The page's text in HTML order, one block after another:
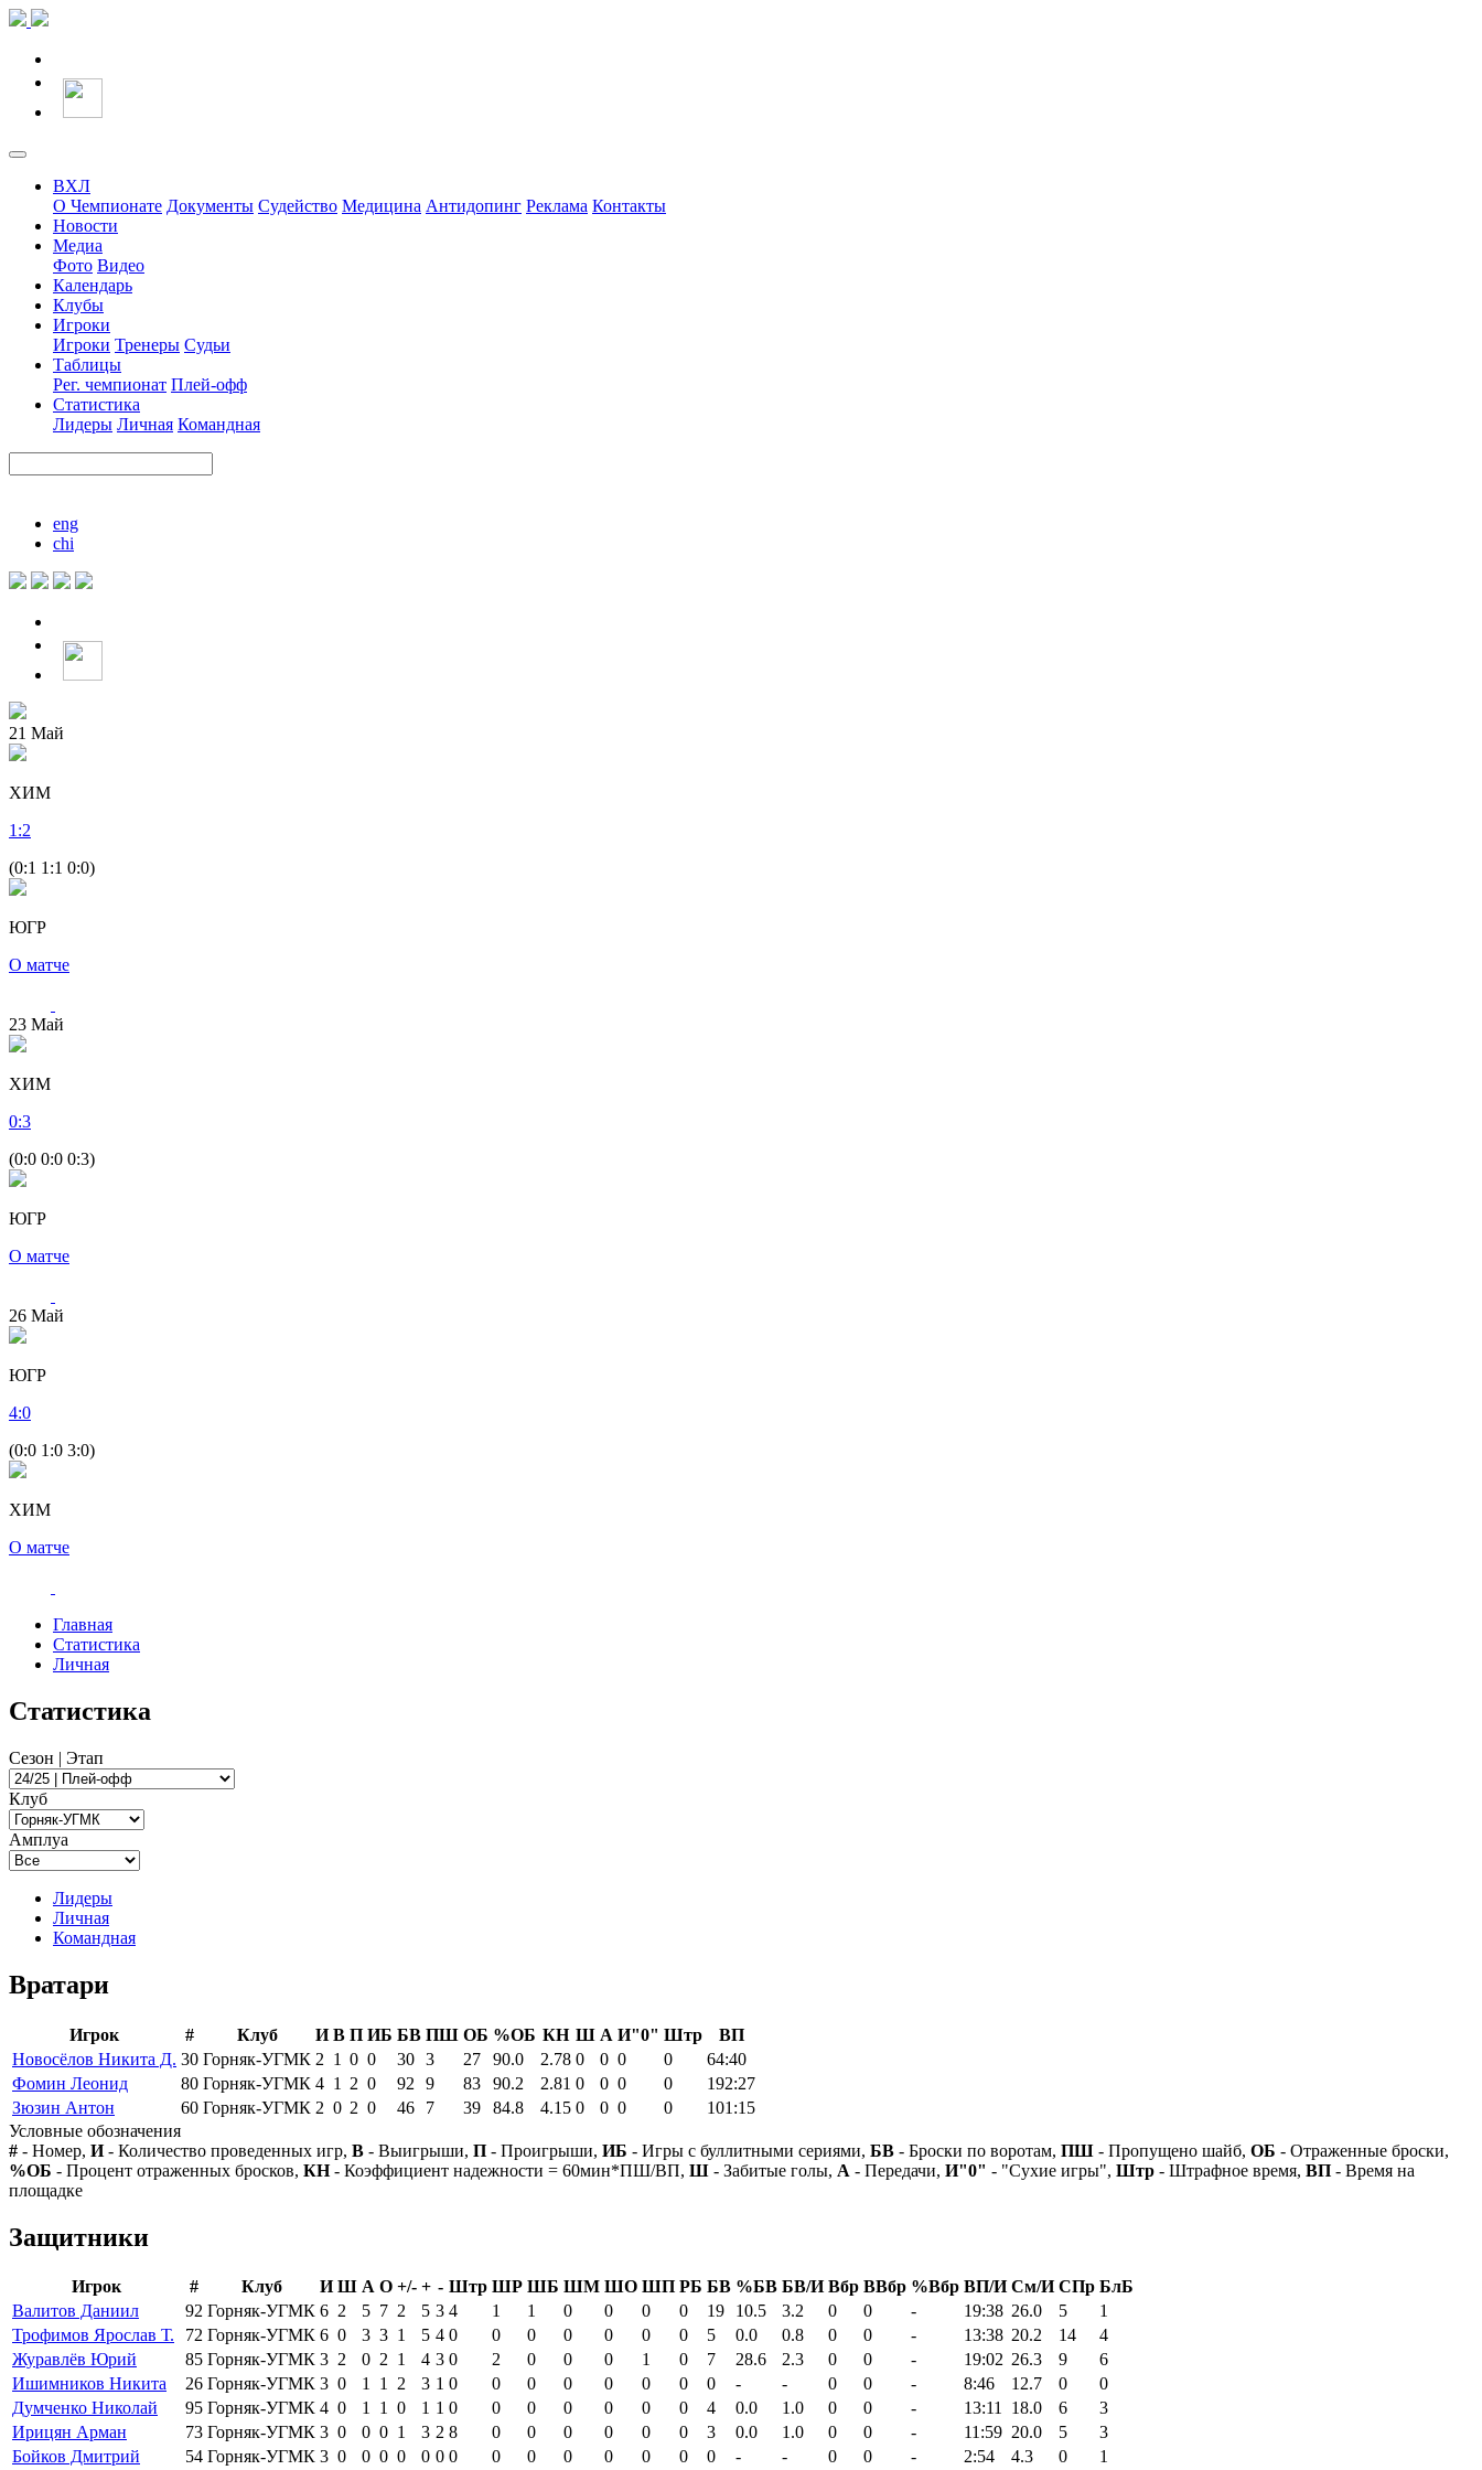
ВХЛ
О Чемпионате Документы Судейство Медицина Антидопинг Реклама Контакты
Новости
Медиа
Фото Видео
Календарь
Клубы
Игроки
Игроки Тренеры Судьи
Таблицы
Рег. чемпионат Плей-офф
Статистика
Лидеры Личная Командная
eng
chi
21 Май
ХИМ
1 :2
(0:1 1:1 0:0)
ЮГР
О матче
23 Май
ХИМ
0:3
(0:0 0:0 0:3)
ЮГР
О матче
26 Май
ЮГР
4:0
(0:0 1:0 3:0)
ХИМ
О матче
Главная
Статистика
Личная
Статистика
Сезон | Этап
Клуб
Амплуа
Лидеры
Личная
Командная
Вратари
Игрок # Клуб И В П ИБ БВ ПШ ОБ %ОБ КН Ш А И"0" Штр
ВП
Новосёлов Никита Д. 30 Горняк-УГМК 2 1 0 0 30 3 27 90.0 2.78 0 0 0 0
64:40
Фомин Леонид
80 Горняк-УГМК 4 1 2 0 92 9 83 90.2 2.81 0 0 0 0
192:27
Зюзин Антон
60 Горняк-УГМК 2 0 2 0 46 7 39 84.8 4.15 0 0 0 0
101:15
Условные обозначения
# - Номер, И- Количество проведенных игр, В - Выигрыши, П - Проигрыши, ИБ - Игры с буллитными сериями, БВ - Броски по воротам, ПШ - Пропущено шайб, ОБ - Отраженные броски,
%ОБ - Процент отраженных бросков, КН- Коэффициент надежности = 60мин*ПШ/ВП, Ш - Забитые голы, А - Передачи, И"0" - "Сухие игры", Штр - Штрафное время, ВП - Время на
площадке
Защитники
Игрок # Клуб И Ш А О +/- + - Штр ШР ШБ ШМ ШО ШП РБ БВ %БВ БВ/И Вбр ВВбр %Вбр ВП/И См/И СПр БлБ
Валитов Даниил
92 Горняк-УГМК 6 2 5 7 2 5 3 4 1 1 0 0 0 0 19 10.5 3.2 0 0 - 19:38 26.0 5
1
Трофимов Ярослав Т.
72 Горняк-УГМК 6 0 3 3 1 5 4 0 0 0 0 0 0 0 5 0.0 0.8 0 0 - 13:38 20.2 14
4
Журавлёв Юрий
85 Горняк-УГМК 3 2 0 2 1 4 3 0 2 0 0 0 1 0 7 28.6 2.3 0 0 - 19:02 26.3 9
6
Ишимников Никита
26 Горняк-УГМК 3 0 1 1 2 3 1 0 0 0 0 0 0 0 0 - - 0 0 - 8:46 12.7 0
0
Думченко Николай
95 Горняк-УГМК 4 0 1 1 0 1 1 0 0 0 0 0 0 0 4 0.0 1.0 0 0 - 13:11 18.0 6
3
Ирицян Арман
73 Горняк-УГМК 3 0 0 0 1 3 2 8 0 0 0 0 0 0 3 0.0 1.0 0 0 - 11:59 20.0 5
3
Бойков Дмитрий
54 Горняк-УГМК 3 0 0 0 0 0 0 0 0 0 0 0 0 0 0 - - 0 0 - 2:54 4.3 0
1